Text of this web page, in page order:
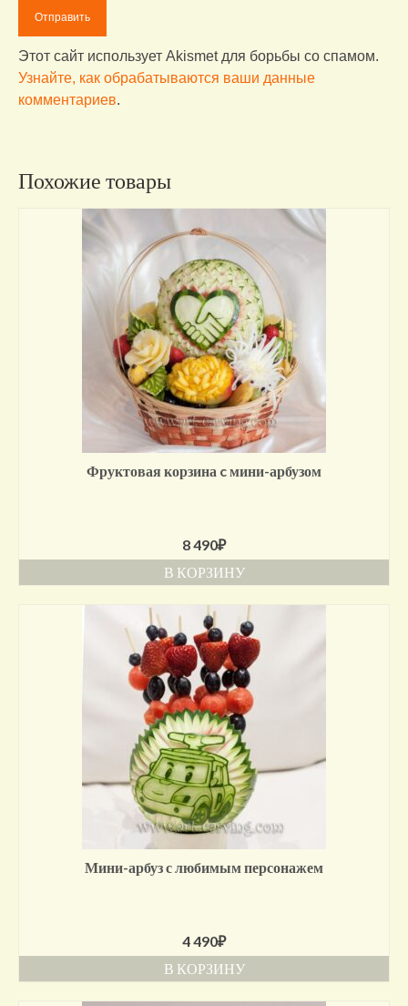
Этот сайт использует Akismet для борьбы со спамом.
Узнайте, как обрабатываются ваши данные
комментариев.
Похожие товары
Фруктовая корзина c мини-арбузом
8 490₽
В КОРЗИНУ
Мини-арбуз с любимым персонажем
4 490₽
В КОРЗИНУ